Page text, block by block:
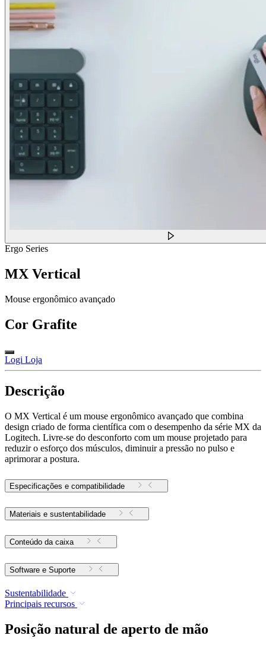
Ergo Series
MX Vertical
Mouse ergonômico avançado
Cor Grafite
Logi Loja
Descrição
O MX Vertical é um mouse ergonômico avançado que combina
design criado de forma científica com o desempenho da série MX da
Logitech. Livre-se do desconforto com um mouse projetado para
reduzir o esforço dos músculos, diminuir a pressão no pulso e
aprimorar a postura.
Especificações e compatibilidade
Materiais e sustentabilidade
Conteúdo da caixa
Software e Suporte
Sustentabilidade
Principais recursos
Posição natural de aperto de mão